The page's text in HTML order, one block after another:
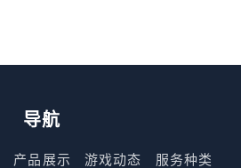
导航
产品展示 游戏动态
服务种类